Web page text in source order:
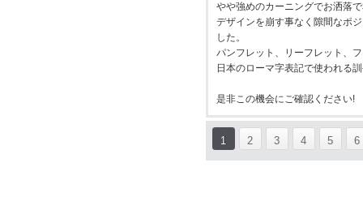
やや強めのカーニングでお洒落
デザインを崩す事なく隙間なポ
した。
パンフレット、リーフレット、
日本のローマ字表記で使われる
是非この機会にご確認ください!
1 2 3 4 5 6